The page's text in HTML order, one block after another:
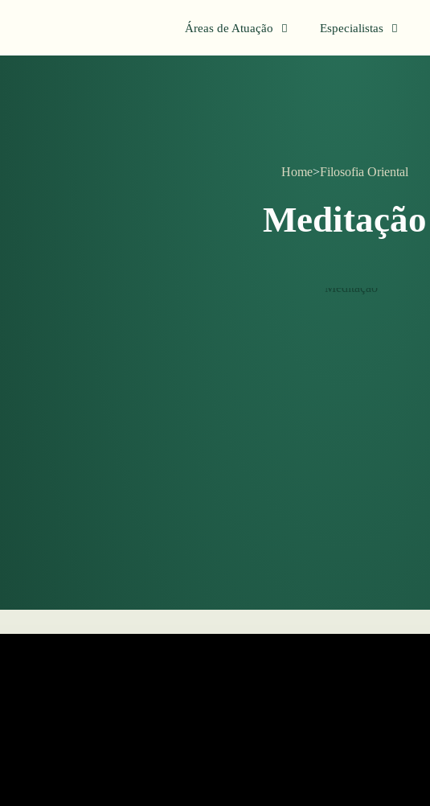
Áreas de Atuação Especialistas
Home>Filosofia Oriental
Meditação